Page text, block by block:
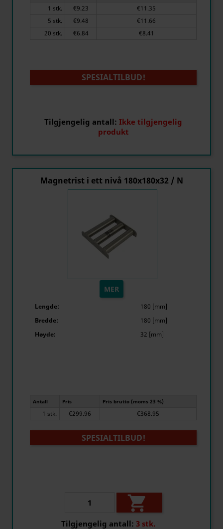
1 stk. €9.23
€11.35
5 stk.
€9.48
€11.66
20 stk.
€6.84 €8.41
SPESIALTILBUD!
Tilgjengelig antall: Ikke tilgjengelig
produkt
Magnetrist i ett nivå 180x180x32 / N
MER
Lengde:
180 [mm]
Bredde:
180 [mm]
Høyde:
32 [mm]
Antall Pris Pris brutto (moms 23 %)
1 stk. €299.96 €368.95
SPESIALTILBUD!

Tilgjengelig antall: 3 stk.